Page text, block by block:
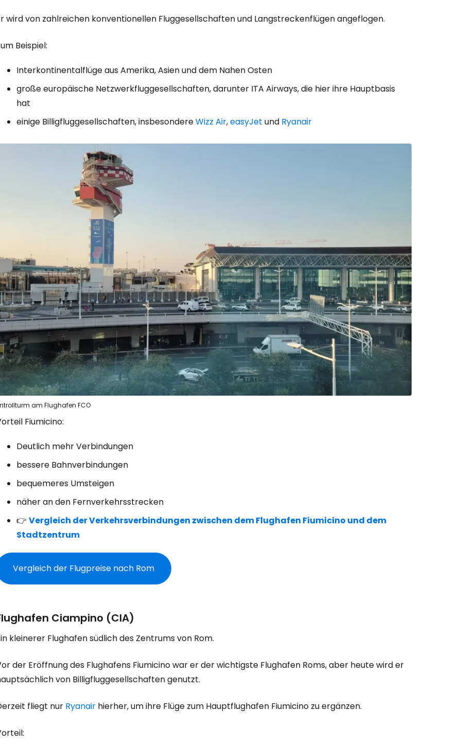
wird von zahlreichen konventionellen Fluggesellschaften und Langstreckenflügen angeflogen.
Beispiel:
Interkontinentalflüge aus Amerika, Asien und dem Nahen Osten
große europäische Netzwerkfluggesellschaften, darunter ITA Airways, die hier ihre Hauptbasis
hat
einige Billigfluggesellschaften, insbesondereWizz Air,easyJet und Ryanair
am Flughafen FCO
Fiumicino:
Deutlich mehr Verbindungen
bessere Bahnverbindungen
bequemeres Umsteigen
näher an den Fernverkehrsstrecken
👉 Vergleich der Verkehrsverbindungen zwischen dem Flughafen Fiumicino und dem
Stadtzentrum
Vergleich der Flugpreise nach Rom
Ciampino (CIA)
kleinerer Flughafen südlich des Zentrums von Rom.
der Eröffnung des Flughafens Fiumicino war er der wichtigste Flughafen Roms, aber heute wird er
von Billigfluggesellschaften genutzt.
fliegt nur Ryanair hierher, um ihre Flüge zum Hauptflughafen Fiumicino zu ergänzen.
Anmeldung bei Cestee
... die weltweite Reise-Community
Weiter mit Google
Weiter mit Facebook